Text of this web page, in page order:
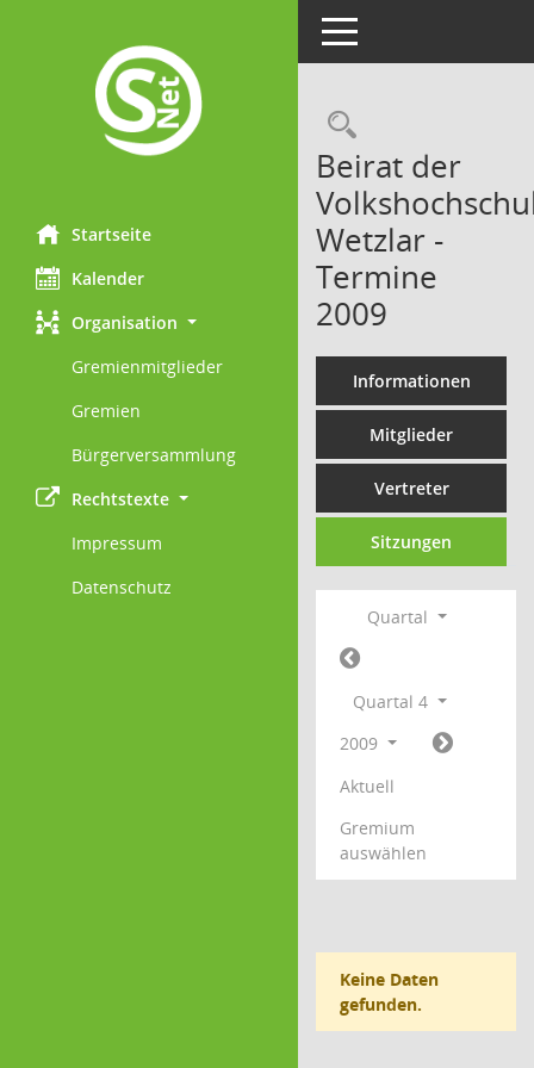
Startseite
Kalender
Organisation
Gremienmitglieder
Gremien
Bürgerversammlung
Rechtstexte
Impressum
Datenschutz
Toggle navigation
Beirat der
Wetzlar -
Termine
2009
Informationen
Mitglieder
Vertreter
Sitzungen
Quartal
Quartal 4
2009
Aktuell
Gremium
auswählen
Keine Daten
gefunden.